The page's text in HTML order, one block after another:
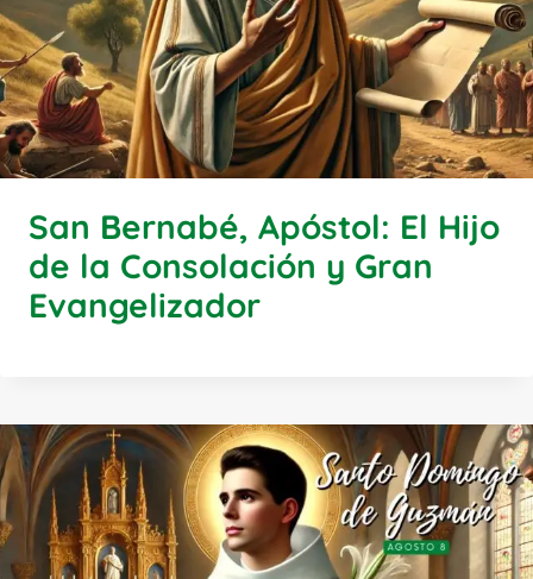
San Bernabé, Apóstol: El Hijo
de la Consolación y Gran
Evangelizador